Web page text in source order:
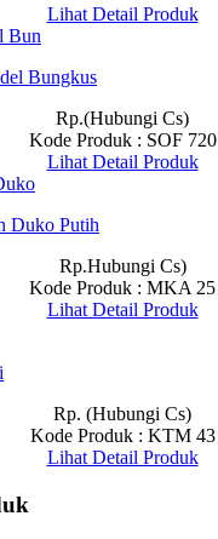
Lihat Detail Produk
Bun
Rp.(Hubungi Cs)
Kode Produk : SOF 720
Lihat Detail Produk
Rp.Hubungi Cs)
Kode Produk : MKA 25
Lihat Detail Produk
Rp. (Hubungi Cs)
Kode Produk : KTM 43
Lihat Detail Produk